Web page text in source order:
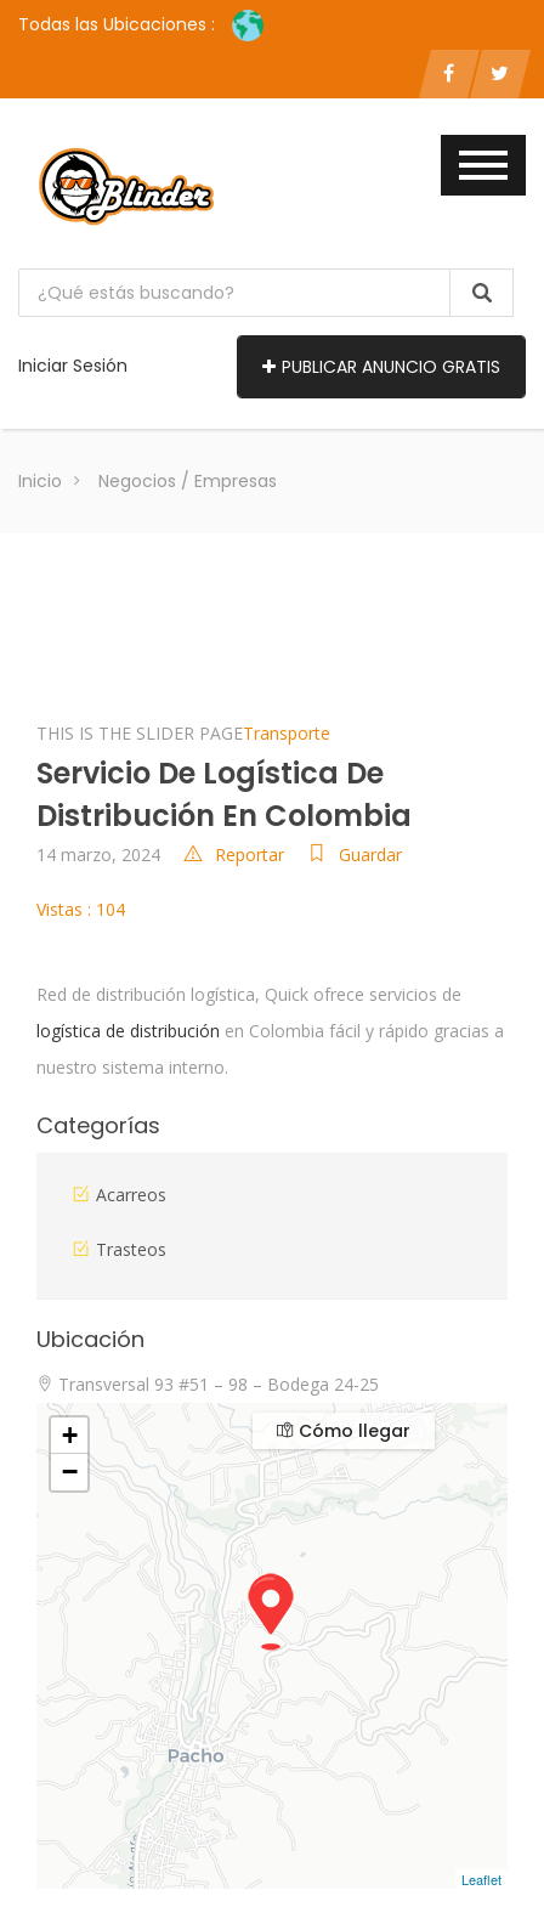
Todas las Ubicaciones :
Iniciar Sesión PUBLICAR ANUNCIO GRATIS
Inicio Negocios / Empresas
THIS IS THE SLIDER PAGETransporte
Servicio De Logística De
Distribución En Colombia
14 marzo, 2024 Reportar Guardar
Vistas : 104
Red de distribución logística, Quick ofrece servicios de
logística de distribución en Colombia fácil y rápido gracias a
nuestro sistema interno.
Categorías
Acarreos
Trasteos
Ubicación
Transversal 93 #51 – 98 – Bodega 24-25
+
−
Leaflet
Cómo llegar